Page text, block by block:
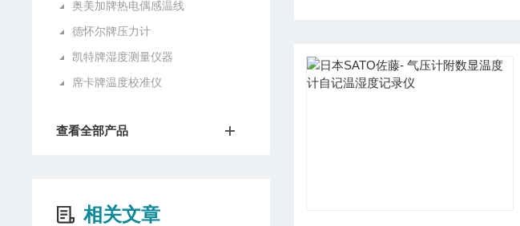
奥美加牌热电偶感温线
德怀尔牌压力计
凯特牌湿度测量仪器
席卡牌温度校准仪
查看全部产品
相关文章